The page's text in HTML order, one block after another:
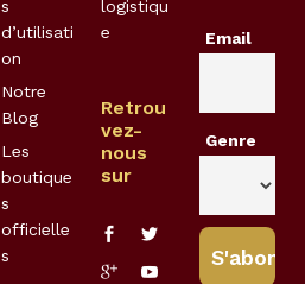
s
d’utilisati
on
Notre
Blog
Les
boutique
s
officielle
s
logistiqu
e
Retrou
vez-
nous
sur
Email
Genre